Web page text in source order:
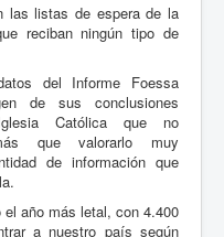
las listas de espera de la
reciban ningún tipo de
del Informe Foessa
de sus conclusiones
Católica que no
que valorarlo muy
de información que
año más letal, con 4.400
a nuestro país según